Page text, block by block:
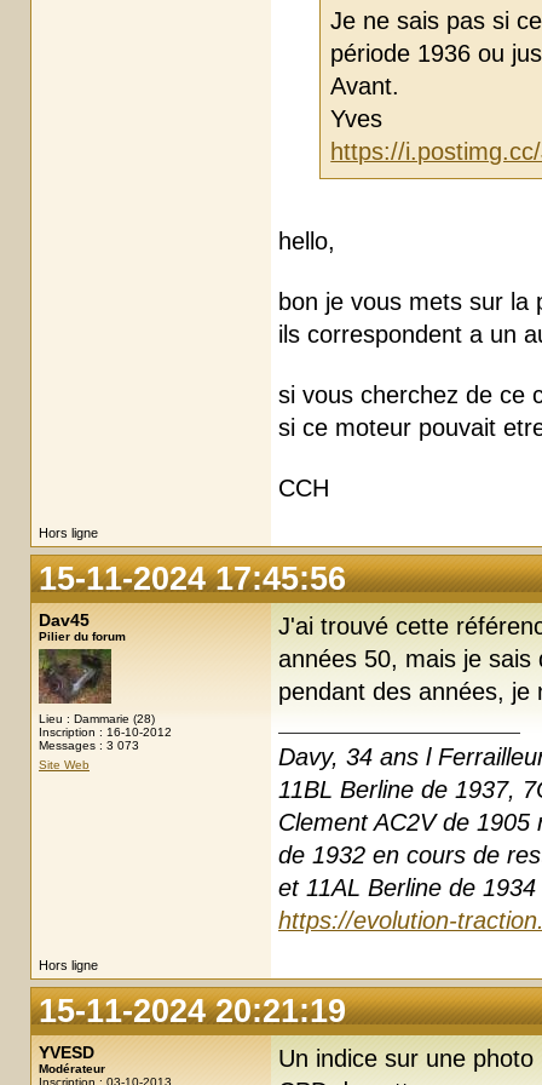
Je ne sais pas si
période 1936 ou
Avant.
Yves
https://
hello,
bon je vous mets sur la
ils correspondent a un
si vous cherchez de ce
si ce moteur pouvait
CCH
Hors ligne
15-11-2024 17:45:56
Dav45
Pilier du forum
Lieu : Dammarie (28)
Inscription : 16-10-2012
Messages : 3 073
Site Web
J'ai trouvé cette
années 50, mais je
pendant des années,
Davy, 34 ans l
11BL Berline de 1937,
Clement AC2V de
de 1932 en cours de
et 11AL Berline de
https://evolution-
Hors ligne
15-11-2024 20:21:19
YVESD
Modérateur
Inscription : 03-10-2013
Un indice sur une